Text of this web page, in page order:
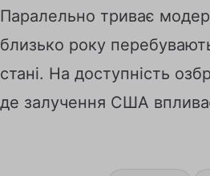
Паралельно триває
близько року
стані. На доступність
де залучення США